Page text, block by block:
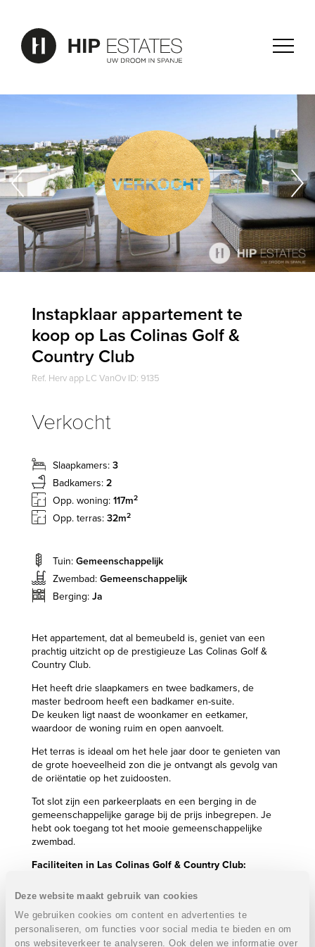
Deze website maakt gebruik van cookies
We gebruiken cookies om content en advertenties te
personaliseren, om functies voor social media te bieden en om
ons websiteverkeer te analyseren. Ook delen we informatie over
Instapklaar appartement te
koop op Las Colinas Golf &
Country Club
Ref. Herv app LC VanOv ID: 9135
Verkocht
Slaapkamers: 3
Badkamers: 2
Opp. woning: 117m2
Opp. terras: 32m2
Tuin: Gemeenschappelijk
Zwembad: Gemeenschappelijk
Berging: Ja
Het appartement, dat al bemeubeld is, geniet van een
prachtig uitzicht op de prestigieuze Las Colinas Golf &
Country Club.
Het heeft drie slaapkamers en twee badkamers, de
master bedroom heeft een badkamer en-suite.
De keuken ligt naast de woonkamer en eetkamer,
waardoor de woning ruim en open aanvoelt.
Het terras is ideaal om het hele jaar door te genieten van
de grote hoeveelheid zon die je ontvangt als gevolg van
de oriëntatie op het zuidoosten.
Tot slot zijn een parkeerplaats en een berging in de
gemeenschappelijke garage bij de prijs inbegrepen. Je
hebt ook toegang tot het mooie gemeenschappelijke
zwembad.
Faciliteiten in Las Colinas Golf & Country Club:
18 Holes golfbaan
Golf Academy PGA
Driving Range - Putting green
Tennisbanen en padelbanen